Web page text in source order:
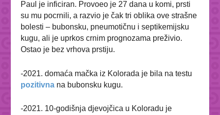
Paul je inficiran. Provoeo je 27 dana u komi, prsti
su mu pocrnili, a razvio je čak tri oblika ove strašne
bolesti – bubonsku, pneumotičnu i septikemijsku
kugu, ali je uprkos crnim prognozama preživio.
Ostao je bez vrhova prstiju.
-2021. domaća mačka iz Kolorada je bila na testu
pozitivna na bubonsku kugu.
-2021. 10-godišnja djevojčica u Koloradu je